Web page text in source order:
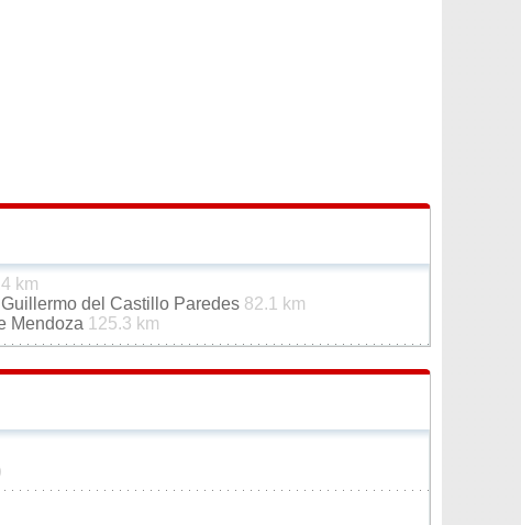
km
del Castillo Paredes 82.1 km
Mendoza 125.3 km